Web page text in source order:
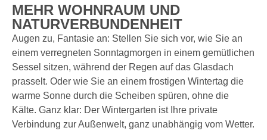
MEHR WOHNRAUM UND
NATURVERBUNDENHEIT
Augen zu, Fantasie an: Stellen Sie sich vor, wie Sie an
einem verregneten Sonntagmorgen in einem gemütlichen
Sessel sitzen, während der Regen auf das Glasdach
prasselt. Oder wie Sie an einem frostigen Wintertag die
warme Sonne durch die Scheiben spüren, ohne die
Kälte. Ganz klar: Der Wintergarten ist Ihre private
Verbindung zur Außenwelt, ganz unabhängig vom Wetter.